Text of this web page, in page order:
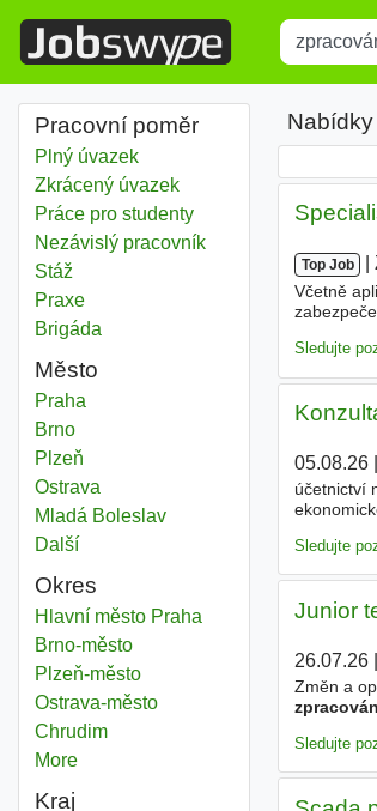
Title
Pracovní poměr
Plný úvazek
Zkrácený úvazek
Práce pro studenty
Nezávislý pracovník
Stáž
Praxe
Brigáda
Město
Zpracování informační technologie
Praha
Zpracování informační technologie
Brno
Zpracování informační technologie
Plzeň
Zpracování informační technologie
Ostrava
Zpracování informační technologie
Mladá Boleslav
Dalšíměsta
Okres
Zpracování informační technologie
Hlavní město Praha
Zpracování informační technologie
Brno-městoOkres
Zpracování informační technologie
Plzeň-městoOkres
Zpracování informační technologie
Ostrava-městoOkres
Zpracování informační technologie
ChrudimOkres
Moredistricts
Kraj
Top Job
Včetně
Sledujte
05.08.26|
účetnictví
Sledujte
Junior
26.07.26|
Změn a
Sledujte